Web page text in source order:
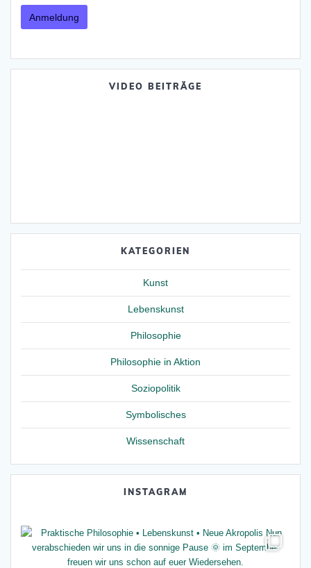
VIDEO BEITRÄGE
KATEGORIEN
Kunst
Lebenskunst
Philosophie
Philosophie in Aktion
Soziopolitik
Symbolisches
Wissenschaft
INSTAGRAM